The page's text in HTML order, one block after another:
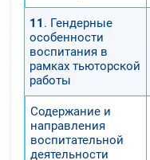
11 . Гендерные
особенности
воспитания в
рамках тьюторской
работы
Содержание и
направления
воспитательной
деятельности